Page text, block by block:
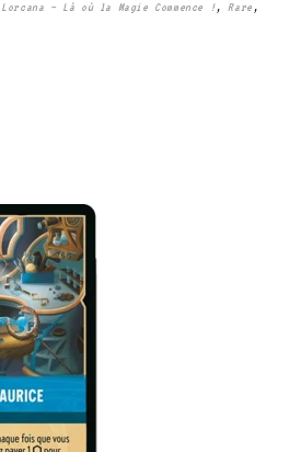
– Là où la Magie Commence !, Rare ,